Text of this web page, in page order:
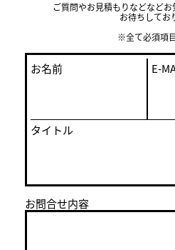
ご質問やお見積もりなどなどお
お待ちしてお
※全て必須項目
お名前 E-
タイトル
お問合せ内容